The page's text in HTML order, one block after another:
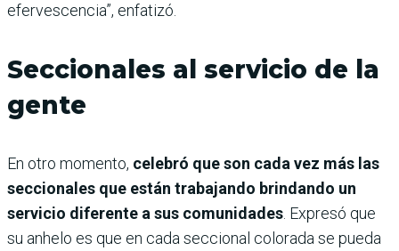
efervescencia”, enfatizó.
Seccionales al servicio de la
gente
En otro momento, celebró que son cada vez más las
seccionales que están trabajando brindando un
servicio diferente a sus comunidades . Expresó que
su anhelo es que en cada seccional colorada se pueda